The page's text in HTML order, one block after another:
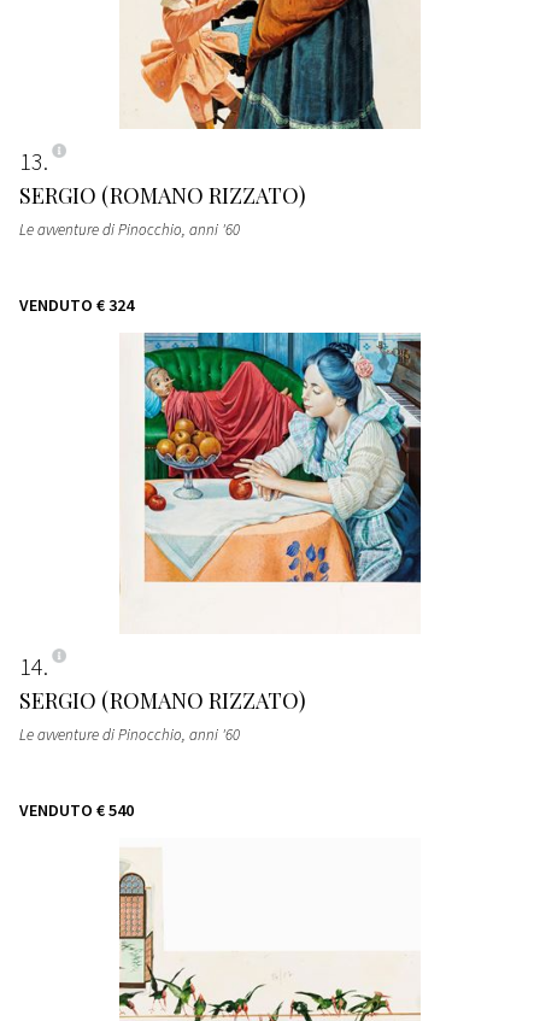
13
SERGIO (ROMANO RIZZATO)
Le avventure di Pinocchio, anni '60
VENDUTO € 324
14
SERGIO (ROMANO RIZZATO)
Le avventure di Pinocchio, anni '60
VENDUTO € 540